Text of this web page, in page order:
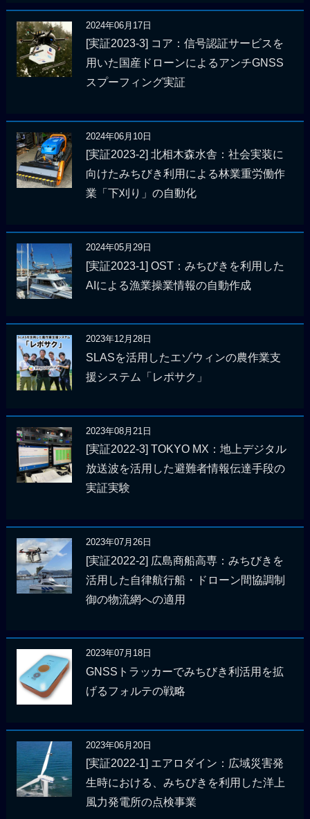
2024年06月17日
[実証2023-3] コア：信号認証サービスを
用いた国産ドローンによるアンチGNSS
スプーフィング実証
2024年06月10日
[実証2023-2] 北相木森水舎：社会実装に
向けたみちびき利用による林業重労働作
業「下刈り」の自動化
2024年05月29日
[実証2023-1] OST：みちびきを利用した
AIによる漁業操業情報の自動作成
2023年12月28日
SLASを活用したエゾウィンの農作業支
援システム「レポサク」
2023年08月21日
[実証2022-3] TOKYO MX：地上デジタル
放送波を活用した避難者情報伝達手段の
実証実験
2023年07月26日
[実証2022-2] 広島商船高専：みちびきを
活用した自律航行船・ドローン間協調制
御の物流網への適用
2023年07月18日
GNSSトラッカーでみちびき利活用を拡
げるフォルテの戦略
2023年06月20日
[実証2022-1] エアロダイン：広域災害発
生時における、みちびきを利用した洋上
風力発電所の点検事業